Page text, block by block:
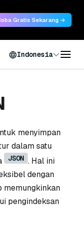
Gratis Sekarang →
Indonesia
menyimpan
dalam satu
JSON . Hal ini
dengan
pengindeksan